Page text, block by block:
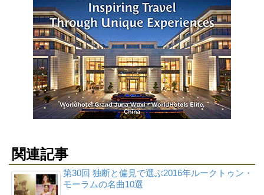
関連記事
第30回 独断と偏見で選ぶ2016年ルークトゥン・
モーラムの名曲10選